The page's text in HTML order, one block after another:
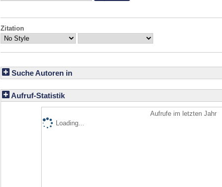
Zitation
Suche Autoren in
Aufruf-Statistik
Aufrufe im letzten Jahr
Loading...